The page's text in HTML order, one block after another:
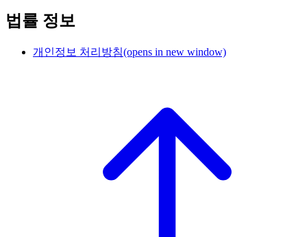
법률 정보
개인정보 처리방침(opens in new window)